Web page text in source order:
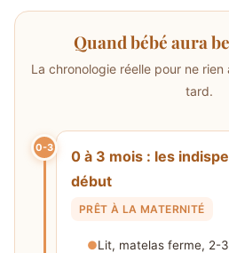
Quand bébé aura
La chronologie réelle pour ne
tard.
0-3
0 à 3 mois : les
début
PRÊT À LA MATERNITÉ
Lit, matelas ferme, 2-